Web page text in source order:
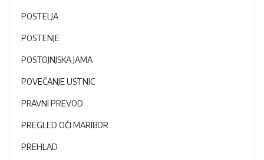
POSTELJA
POSTENJE
POSTOJNJSKA JAMA
POVEČANJE USTNIC
PRAVNI PREVOD
PREGLED OČI MARIBOR
PREHLAD